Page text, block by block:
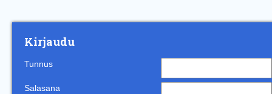
Kirjaudu
Tunnus
Salasana